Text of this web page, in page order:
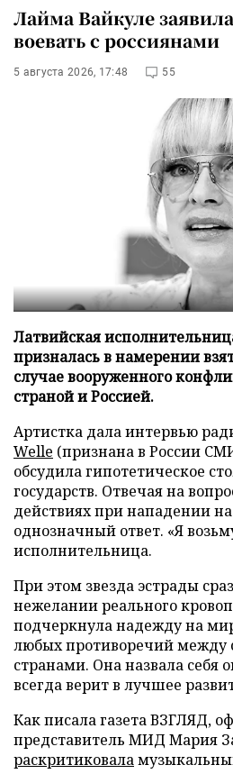
Лайма Вайкуле
воевать с россиянами
5 августа 2026, 17:48 55
Латвийская
призналась в намерении
случае вооруженного
страной и Россией.
Артистка дала интервью
Welle (признана в России
обсудила гипотетическое
государств. Отвечая на
действиях при нападении
однозначный ответ. «Я
исполнительница.
При этом звезда эстрады
нежелании реального
подчеркнула надежду на
любых противоречий между
странами. Она назвала себя
всегда верит в лучшее
Как писала газета ВЗГЛЯД,
представитель МИД Мария
раскритиковала